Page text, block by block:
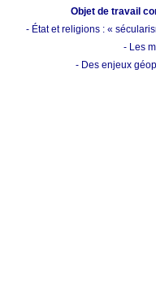
Objet de travail
- État et religions : «
- Les
- Des enjeux